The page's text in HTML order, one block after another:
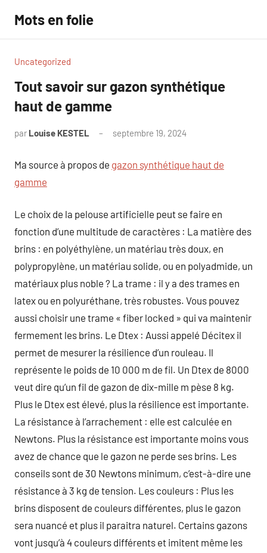
contenu
Mots en folie
Uncategorized
Tout savoir sur gazon synthétique
haut de gamme
par Louise KESTEL septembre 19, 2024
Ma source à propos de gazon synthétique haut de
gamme
Le choix de la pelouse artificielle peut se faire en
fonction d’une multitude de caractères : La matière des
brins : en polyéthylène, un matériau très doux, en
polypropylène, un matériau solide, ou en polyadmide, un
matériaux plus noble ? La trame : il y a des trames en
latex ou en polyuréthane, très robustes. Vous pouvez
aussi choisir une trame « fiber locked » qui va maintenir
fermement les brins. Le Dtex : Aussi appelé Décitex il
permet de mesurer la résilience d’un rouleau. Il
représente le poids de 10 000 m de fil. Un Dtex de 8000
veut dire qu’un fil de gazon de dix-mille m pèse 8 kg.
Plus le Dtex est élevé, plus la résilience est importante.
La résistance à l’arrachement : elle est calculée en
Newtons. Plus la résistance est importante moins vous
avez de chance que le gazon ne perde ses brins. Les
conseils sont de 30 Newtons minimum, c’est-à-dire une
résistance à 3 kg de tension. Les couleurs : Plus les
brins disposent de couleurs différentes, plus le gazon
sera nuancé et plus il paraitra naturel. Certains gazons
vont jusqu’à 4 couleurs différents et imitent même les